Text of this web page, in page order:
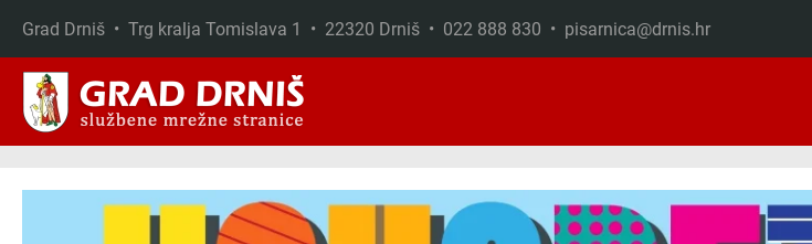
Skip to main content
Grad Drniš • Trg kralja Tomislava 1 • 22320 Drniš • 022 888 830 • pisarnica@drnis.hr